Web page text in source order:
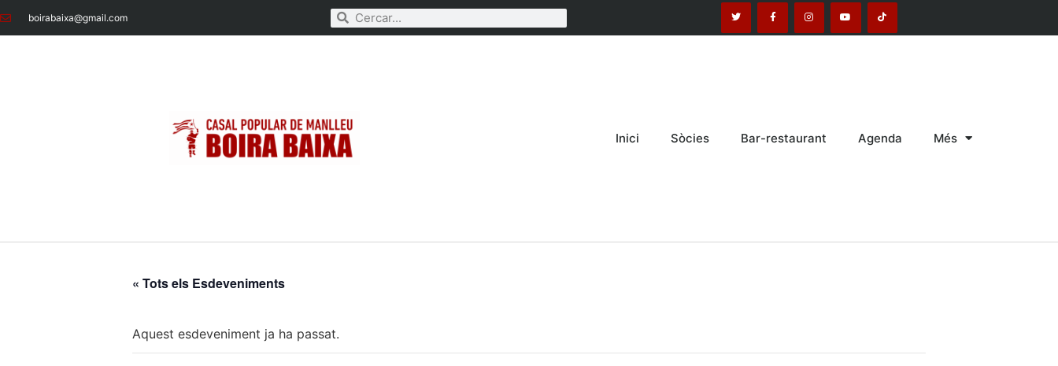
boirabaixa@gmail.com
Inici Sòcies Bar-restaurant Agenda Més
« Tots els Esdeveniments
Aquest esdeveniment ja ha passat.